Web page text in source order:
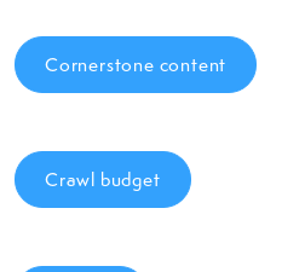
Cornerstone content
Crawl budget